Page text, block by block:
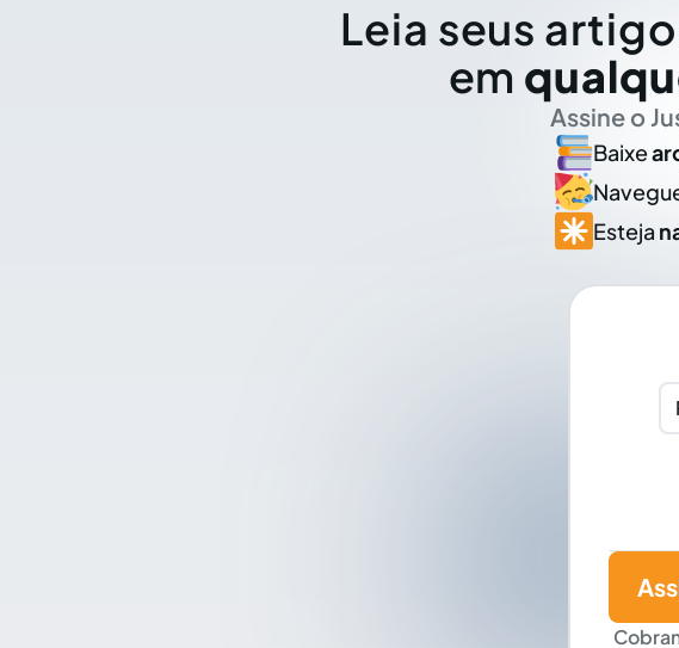
Leia seus
em
Assine o
Baixe
Esteja